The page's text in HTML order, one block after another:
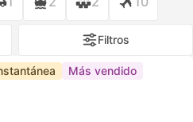
Filtros
Más vendido